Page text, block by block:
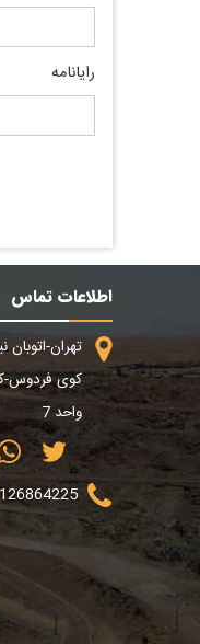
رایانامه
اطلاعات تماس
تهران-اتوبان
واحد 7